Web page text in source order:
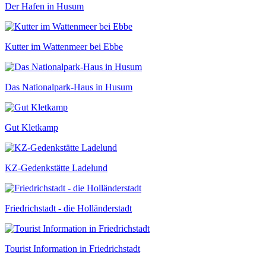
Der Hafen in Husum
Kutter im Wattenmeer bei Ebbe
Das Nationalpark-Haus in Husum
Gut Kletkamp
KZ-Gedenkstätte Ladelund
Friedrichstadt - die Holländerstadt
Tourist Information in Friedrichstadt